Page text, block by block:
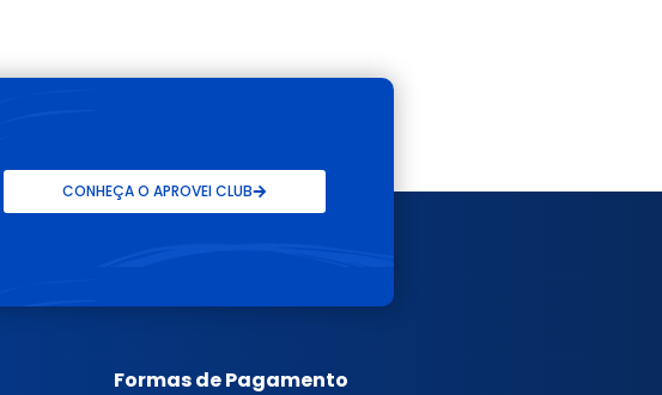
CONHEÇA O APROVEI CLUB
Formas de Pagamento